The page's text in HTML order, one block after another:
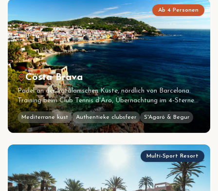
Ab 4 Personen
Costa Brava
Padel an der katalanischen Küste, nördlich von Barcelona.
Training beim Club Tennis d'Aro, Übernachtung im 4-Sterne
Hotel Barcarola in S'Agaró.
Mediterrane kust Authentieke clubsfeer S'Agaró & Begur
Multi-Sport Resort